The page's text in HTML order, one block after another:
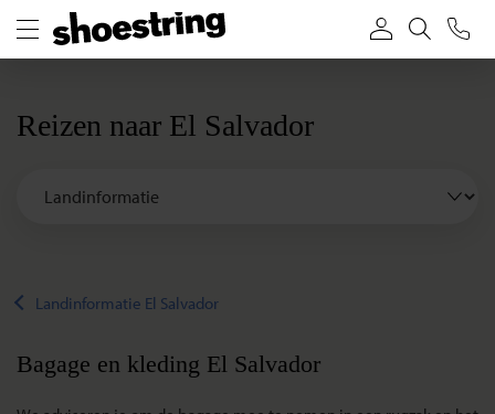
Reizen naar El Salvador
Landinformatie El Salvador
Bagage en kleding El Salvador